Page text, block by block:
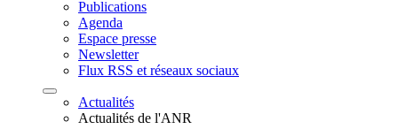
Publications
Agenda
Espace presse
Newsletter
Flux RSS et réseaux sociaux
Actualités
Actualités de l'ANR